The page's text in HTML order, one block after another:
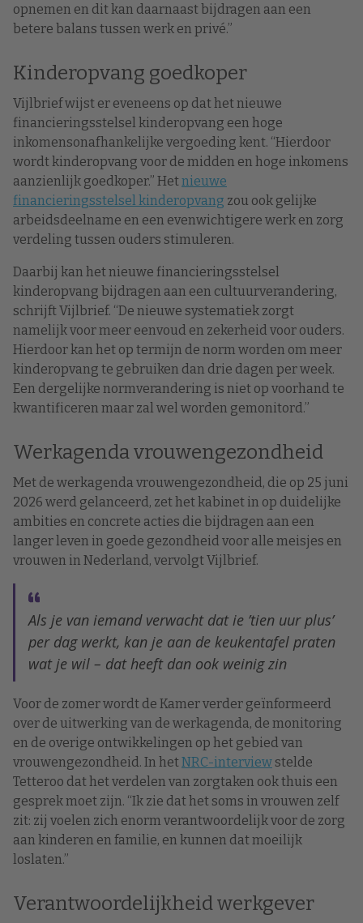
opnemen en dit kan daarnaast bijdragen aan een
betere balans tussen werk en privé.”
Kinderopvang goedkoper
Vijlbrief wijst er eveneens op dat het nieuwe
financieringsstelsel kinderopvang een hoge
inkomensonafhankelijke vergoeding kent. “Hierdoor
wordt kinderopvang voor de midden en hoge inkomens
aanzienlijk goedkoper.” Hetnieuwe
financieringsstelsel kinderopvang zou ook gelijke
arbeidsdeelname en een evenwichtigere werk en zorg
verdeling tussen ouders stimuleren.
Daarbij kan het nieuwe financieringsstelsel
kinderopvang bijdragen aan een cultuurverandering,
schrijft Vijlbrief. “De nieuwe systematiek zorgt
namelijk voor meer eenvoud en zekerheid voor ouders.
Hierdoor kan het op termijn de norm worden om meer
kinderopvang te gebruiken dan drie dagen per week.
Een dergelijke normverandering is niet op voorhand te
kwantificeren maar zal wel worden gemonitord.”
Werkagenda vrouwengezondheid
Met de werkagenda vrouwengezondheid, die op 25 juni
2026 werd gelanceerd, zet het kabinet in op duidelijke
ambities en concrete acties die bijdragen aan een
langer leven in goede gezondheid voor alle meisjes en
vrouwen in Nederland, vervolgt Vijlbrief.
Als je van iemand verwacht dat ie ’tien uur plus’
per dag werkt, kan je aan de keukentafel praten
wat je wil – dat heeft dan ook weinig zin
Voor de zomer wordt de Kamer verder geïnformeerd
over de uitwerking van de werkagenda, de monitoring
en de overige ontwikkelingen op het gebied van
vrouwengezondheid. In hetNRC-interview stelde
Tetteroo dat het verdelen van zorgtaken ook thuis een
gesprek moet zijn. “Ik zie dat het soms in vrouwen zelf
zit: zij voelen zich enorm verantwoordelijk voor de zorg
aan kinderen en familie, en kunnen dat moeilijk
loslaten.”
Verantwoordelijkheid werkgever